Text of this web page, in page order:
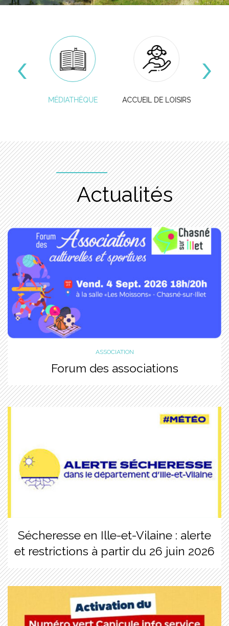
Accès rapide
MÉDIATHÈQUE ACCUEIL DE LOISIRS
Actualités
ASSOCIATION
Forum des associations
Sécheresse en Ille-et-Vilaine : alerte
et restrictions à partir du 26 juin 2026